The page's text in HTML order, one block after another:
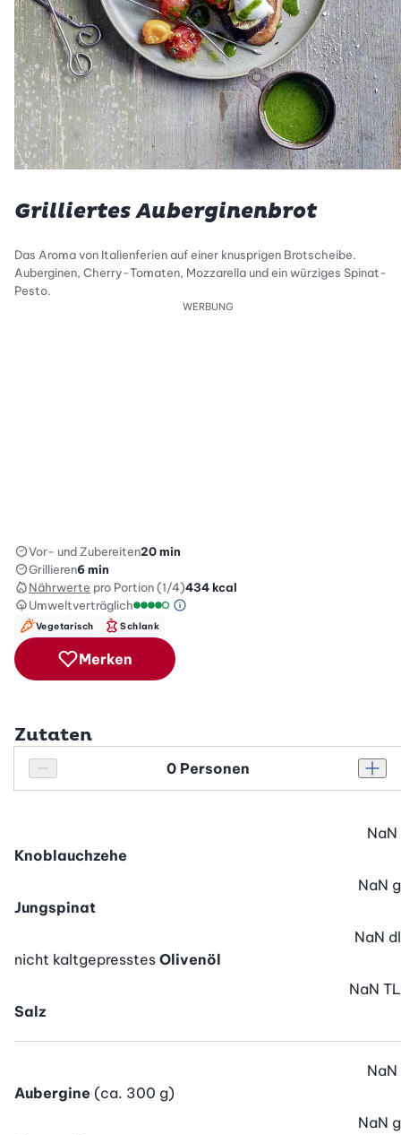
Grilliertes Auberginenbrot
Das Aroma von Italienferien auf einer knusprigen Brotscheibe.
Auberginen, Cherry-Tomaten, Mozzarella und ein würziges Spinat-
Pesto.
WERBUNG
Vor- und Zubereiten20 min
Grillieren6 min
Nährwerte pro Portion (1/4)434kcal
Umweltverträglich
Green Betty Skala Info
Vegetarisch Schlank
Merken
Zutaten
Personenanzahl verringern
Personenanzahl
Knoblauchzehe
NaN
Jungspinat
NaN g
nicht kaltgepresstes Olivenöl
NaN dl
Salz
NaN TL
Aubergine (ca. 300 g)
NaN
NaN g